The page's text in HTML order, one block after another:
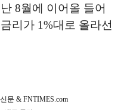
8월에 이어 올 들어
리가 1%대로 올라선
문 & FNTIMES.com